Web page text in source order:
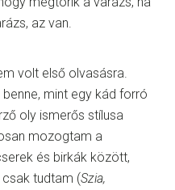
az van.
volt első olvasásra.
mint egy kád forró
oly ismerős stílusa
mozogtam a
és birkák között,
tudtam (Szia,